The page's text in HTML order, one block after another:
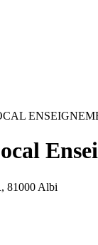
81000 Albi